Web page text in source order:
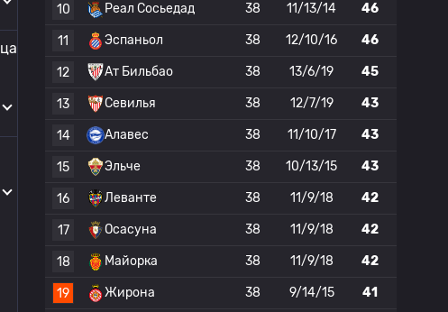
10 Реал Сосьедад 38 11/13/14 46
11 Эспаньол 38 12/10/16 46
12 Ат Бильбао 38 13/6/19 45
13 Севилья 38 12/7/19 43
14 Алавес 38 11/10/17 43
15 Эльче 38 10/13/15 43
16 Леванте 38 11/9/18 42
17 Осасуна 38 11/9/18 42
18 Майорка 38 11/9/18 42
19 Жирона 38 9/14/15 41